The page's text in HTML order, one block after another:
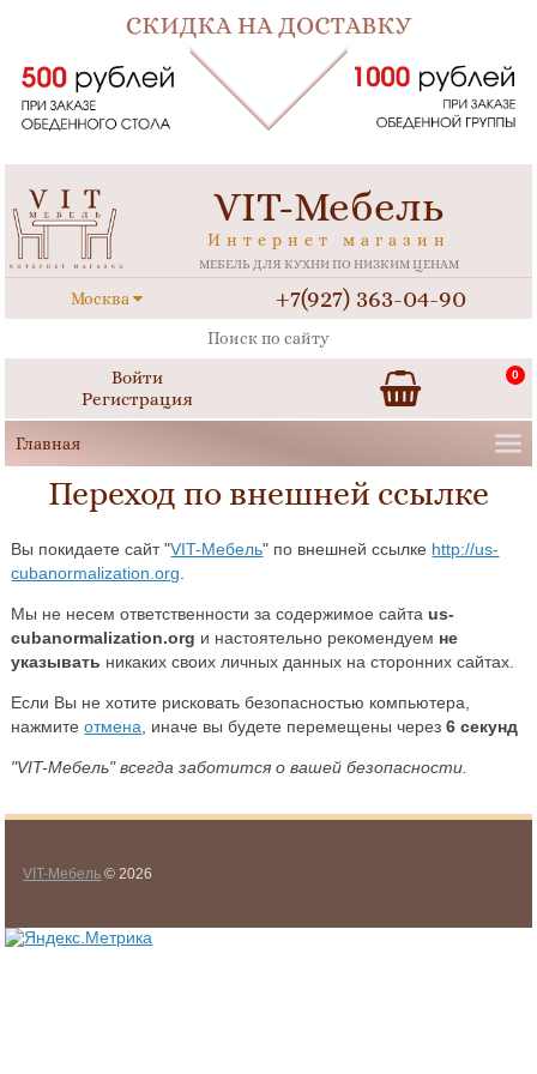
VIT-Мебель
Интернет магазин
МЕБЕЛЬ ДЛЯ КУХНИ ПО НИЗКИМ ЦЕНАМ
Москва +7(927) 363-04-90
Войти
Регистрация
0
Переход по внешней ссылке
Вы покидаете сайт "VIT-Мебель" по внешней ссылке http://us-
cubanormalization.org
Мы не несем ответственности за содержимое сайтаus-
cubanormalization.org и настоятельно рекомендуем не
указывать никаких своих личных данных на сторонних сайтах.
Если Вы не хотите рисковать безопасностью компьютера,
нажмитеотмена , иначе вы будете перемещены через6 секунд
"VIT-Мебель" всегда заботится о вашей безопасности.
VIT-Мебель © 2026